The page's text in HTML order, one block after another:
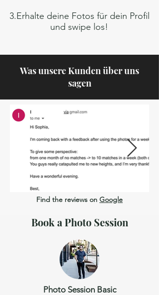
3.Erhalte deine Fotos für dein Profil
und swipe los!
Was unsere Kunden über uns
sagen
Find the reviews on Google
Book a Photo Session
Photo Session Basic